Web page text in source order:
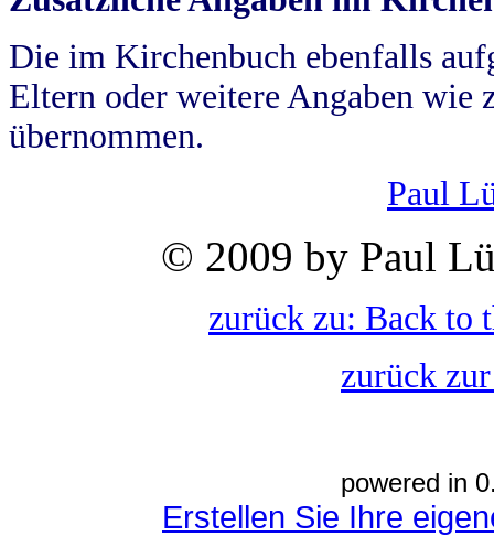
Die im Kirchenbuch ebenfalls
Eltern oder weitere Angaben wie
übernommen.
Paul
© 2009 by Paul
zurück zu: Back to
zurück
powered in
Erstellen Sie Ihre